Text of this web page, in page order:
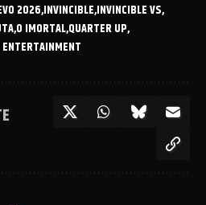
2026 INVINCIBLE INVINCIBLE VS
O IMORTALQUARTER UP
ENTERTAINMENT